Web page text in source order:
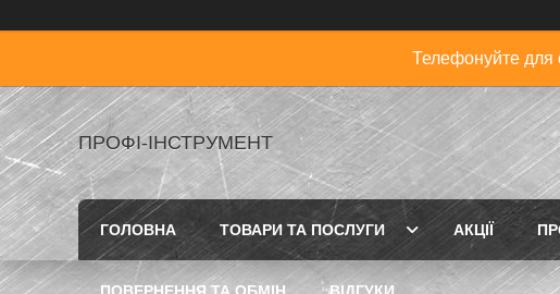
Телефонуйте
ПРОФІ-ІНСТРУМЕНТ
ГОЛОВНА ТОВАРИ ТА ПОСЛУГИ АКЦІЇ